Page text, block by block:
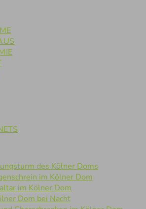
des Kölner Doms
im Kölner Dom
im Kölner Dom
Dom bei Nacht